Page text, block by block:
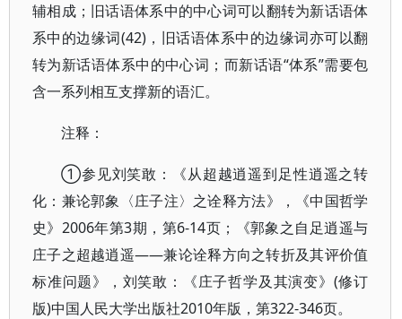
辅相成；旧话语体系中的中心词可以翻转为新话语体
系中的边缘词(42)，旧话语体系中的边缘词亦可以翻
转为新话语体系中的中心词；而新话语“体系”需要包
含一系列相互支撑新的语汇。
注释：
①参见刘笑敢：《从超越逍遥到足性逍遥之转
化：兼论郭象〈庄子注〉之诠释方法》，《中国哲学
史》2006年第3期，第6-14页；《郭象之自足逍遥与
庄子之超越逍遥——兼论诠释方向之转折及其评价值
标准问题》，刘笑敢：《庄子哲学及其演变》(修订
版)中国人民大学出版社2010年版，第322-346页。